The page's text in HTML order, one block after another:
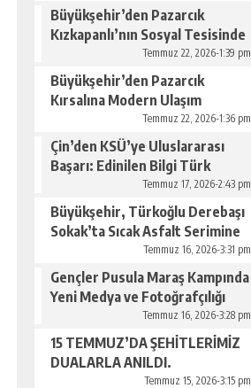
Büyükşehir’den Pazarcık
Kızkapanlı’nın Sosyal Tesisinde
Çevre Düzenlemesi.Temmuz 22, 2026-1:39 pm
Büyükşehir’den Pazarcık
Kırsalına Modern Ulaşım
Temmuz 22, 2026-1:36 pm
Çin’den KSÜ’ye Uluslararası
Başarı: Edinilen Bilgi Türk
Tarımına Katkı Sağlayacak.
Temmuz 17, 2026-2:43 pm
Büyükşehir, Türkoğlu Derebaşı
Sokak’ta Sıcak Asfalt Serimine
Temmuz 16, 2026-3:31 pm
Gençler Pusula Maraş Kampında
Yeni Medya ve Fotoğrafçılığı
Temmuz 16, 2026-3:28 pm
15 TEMMUZ’DA ŞEHİTLERİMİZ
DUALARLA ANILDI.
Temmuz 15, 2026-3:15 pm